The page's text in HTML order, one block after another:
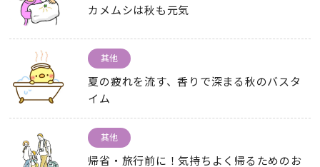
カメムシは秋も元気
其他
夏の疲れを流す、香りで深まる秋のバスタ
イム
其他
帰省・旅行前に！気持ちよく帰るためのお